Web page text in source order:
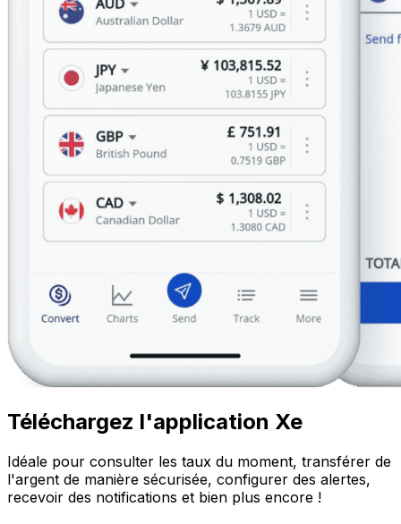
Téléchargez l'application Xe
Idéale pour consulter les taux du moment, transférer de
l'argent de manière sécurisée, configurer des alertes,
recevoir des notifications et bien plus encore !